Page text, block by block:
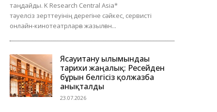
таңдайды. K Research Central Asia*
тәуелсіз зерттеуінің дерегіне сәйкес, сервисті
онлайн-кинотеатрларға жазылған...
Ясауитану ғылымындағы
тарихи жаңалық: Ресейден
бұрын белгісіз қолжазба
анықталды
23.07.2026